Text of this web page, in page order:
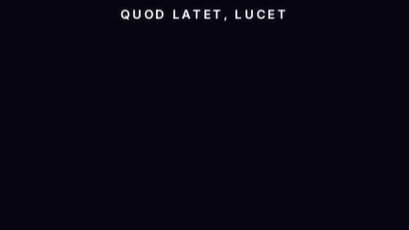
QUOD LATET, LUCET